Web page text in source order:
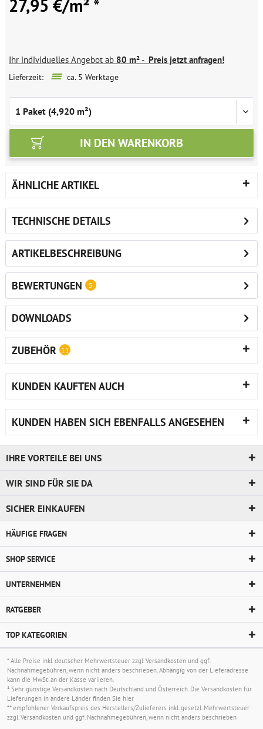
27,95 €/m² *
Ihr individuelles Angebot ab 80 m²- Preis jetzt anfragen!
Lieferzeit: ca. 5 Werktage
IN DEN WARENKORB
ÄHNLICHE ARTIKEL
TECHNISCHE DETAILS
ARTIKELBESCHREIBUNG
BEWERTUNGEN 5
DOWNLOADS
ZUBEHÖR 11
KUNDEN KAUFTEN AUCH
KUNDEN HABEN SICH EBENFALLS ANGESEHEN
IHRE VORTEILE BEI UNS
WIR SIND FÜR SIE DA
SICHER EINKAUFEN
HÄUFIGE FRAGEN
SHOP SERVICE
UNTERNEHMEN
RATGEBER
TOP KATEGORIEN
* Alle Preise inkl. deutscher Mehrwertsteuer zzgl.Versandkosten und ggf.
Nachnahmegebühren, wenn nicht anders beschrieben. Abhängig von der Lieferadresse
kann die MwSt. an der Kasse variieren.
¹ Sehr günstige Versandkosten nach Deutschland und Österreich. Die Versandkosten für
Lieferungen in andere Länder finden Sie hier
** empfohlener Verkaufspreis des Herstellers/Zulieferers inkl. gesetzl. Mehrwertsteuer
zzgl.Versandkosten und ggf. Nachnahmegebühren, wenn nicht anders beschrieben